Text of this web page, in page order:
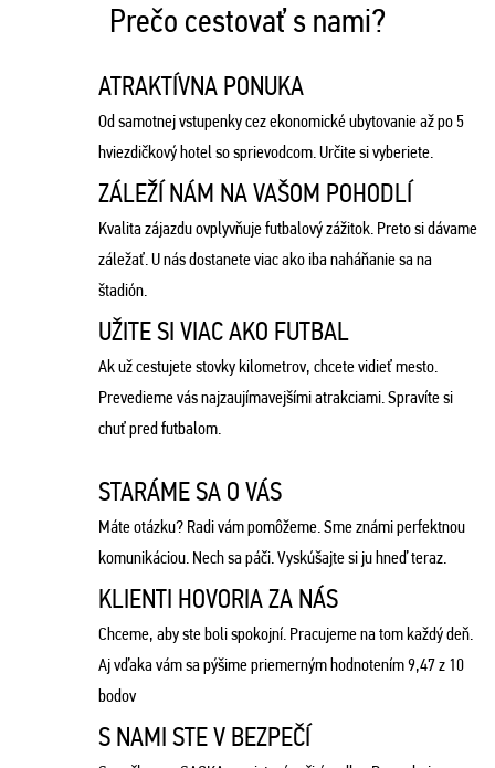
Prečo cestovať s nami?
ATRAKTÍVNA PONUKA
Od samotnej vstupenky cez ekonomické ubytovanie až po 5
hviezdičkový hotel so sprievodcom. Určite si vyberiete.
ZÁLEŽÍ NÁM NA VAŠOM POHODLÍ
Kvalita zájazdu ovplyvňuje futbalový zážitok. Preto si dávame
záležať. U nás dostanete viac ako iba naháňanie sa na
štadión.
UŽITE SI VIAC AKO FUTBAL
Ak už cestujete stovky kilometrov, chcete vidieť mesto.
Prevedieme vás najzaujímavejšími atrakciami. Spravíte si
chuť pred futbalom.
STARÁME SA O VÁS
Máte otázku? Radi vám pomôžeme. Sme známi perfektnou
komunikáciou. Nech sa páči. Vyskúšajte si ju hneď teraz.
KLIENTI HOVORIA ZA NÁS
Chceme, aby ste boli spokojní. Pracujeme na tom každý deň.
Aj vďaka vám sa pýšime priemerným hodnotením 9,47 z 10
bodov
S NAMI STE V BEZPEČÍ